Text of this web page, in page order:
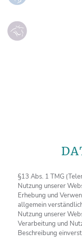
§13 Abs. 1 TMG
Nutzung unserer
Erhebung und
allgemein
Nutzung unserer
Verarbeitung und
Beschreibung